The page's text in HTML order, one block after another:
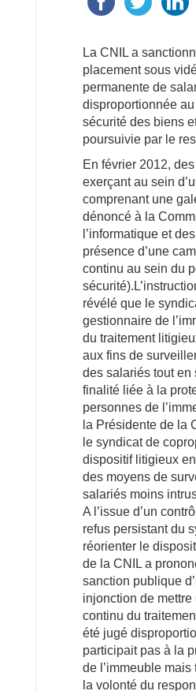
La CNIL a
placement sous
permanente de
disproportionnée
sécurité des biens
poursuivie par le
En février 2012,
exerçant au sein
comprenant une
dénoncé à la
l’informatique et
présence d’une
continu au sein du
révélé que le
gestionnaire de
du traitement
aux fins de
des salariés tout en
finalité liée à la
personnes de
la Présidente de la
le syndicat de
dispositif litigieux
des moyens de
salariés moins
A l’issue d’un
refus persistant du
réorienter le
de la CNIL a
sanction publique
injonction de
continu du
été jugé
participait pas à la
de l’immeuble
la volonté du